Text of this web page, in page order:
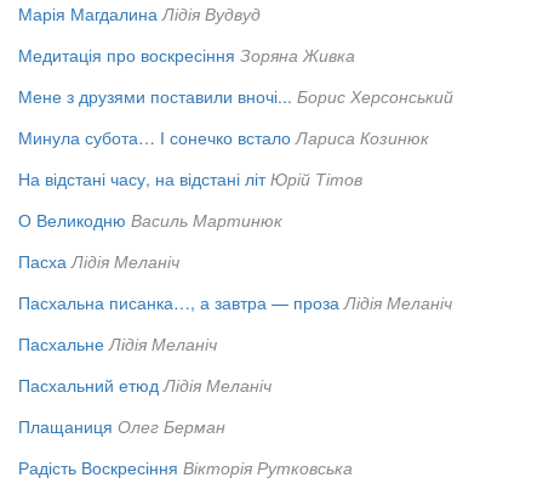
Марія Магдалина Лідія Вудвуд
Медитація про воскресіння Зоряна Живка
Мене з друзями поставили вночі... Борис Херсонський
Минула субота… І сонечко встало Лариса Козинюк
На відстані часу, на відстані літ Юрій Тітов
О Великодню Василь Мартинюк
Пасха Лідія Меланіч
Пасхальна писанка…, а завтра — проза Лідія Меланіч
Пасхальне Лідія Меланіч
Пасхальний етюд Лідія Меланіч
Плащаниця Олег Берман
Радість Воскресіння Вікторія Рутковська